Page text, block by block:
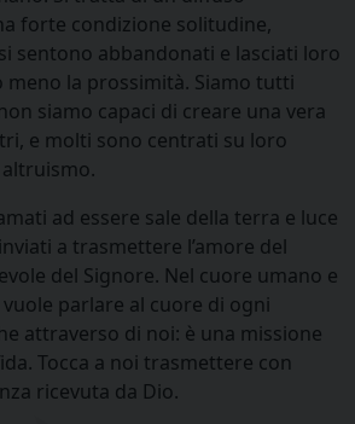
forte condizione solitudine,
sentono abbandonati e lasciati loro
meno la prossimità. Siamo tutti
siamo capaci di creare una vera
e molti sono centrati su loro
ad essere sale della terra e luce
a trasmettere l’amore del
del Signore. Nel cuore umano e
parlare al cuore di ogni
attraverso di noi: è una missione
Tocca a noi trasmettere con
ricevuta da Dio.